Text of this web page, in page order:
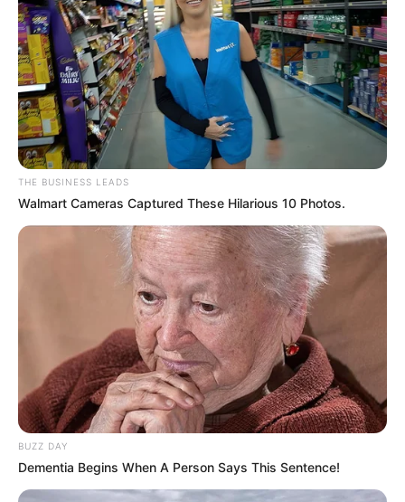
THE BUSINESS LEADS
Walmart Cameras Captured These Hilarious 10 Photos.
BUZZ DAY
Dementia Begins When A Person Says This Sentence!